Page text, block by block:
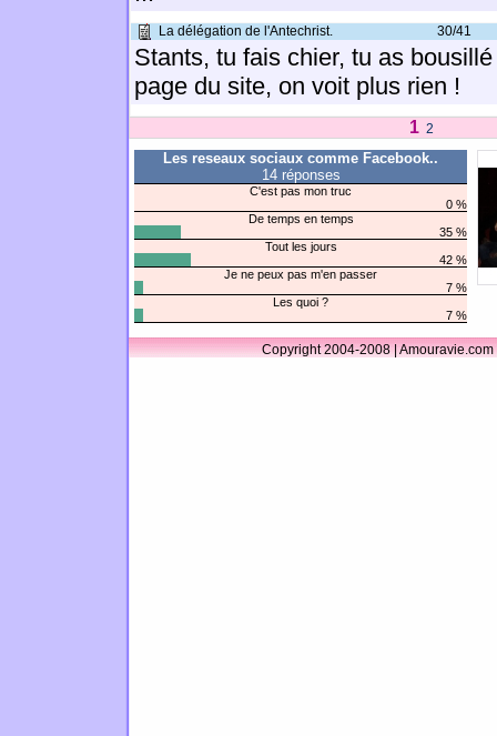
La délégation de l'Antechrist. 30/41
Stants, tu fais chier, tu as
page du site, on voit plus rien !
1 2
Les reseaux sociaux comme Facebook..
14 réponses
C'est pas mon truc
0 %
De temps en temps
35 %
Tout les jours
42 %
Je ne peux pas m'en passer
7 %
Les quoi ?
7 %
Copyright 2004-2008 |